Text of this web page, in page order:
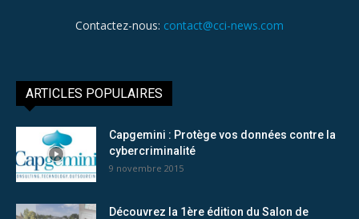
Contactez-nous: contact@cci-news.com
ARTICLES POPULAIRES
Capgemini : Protège vos données contre la
cybercriminalité
9 novembre 2015
Découvrez la 1ère édition du Salon de